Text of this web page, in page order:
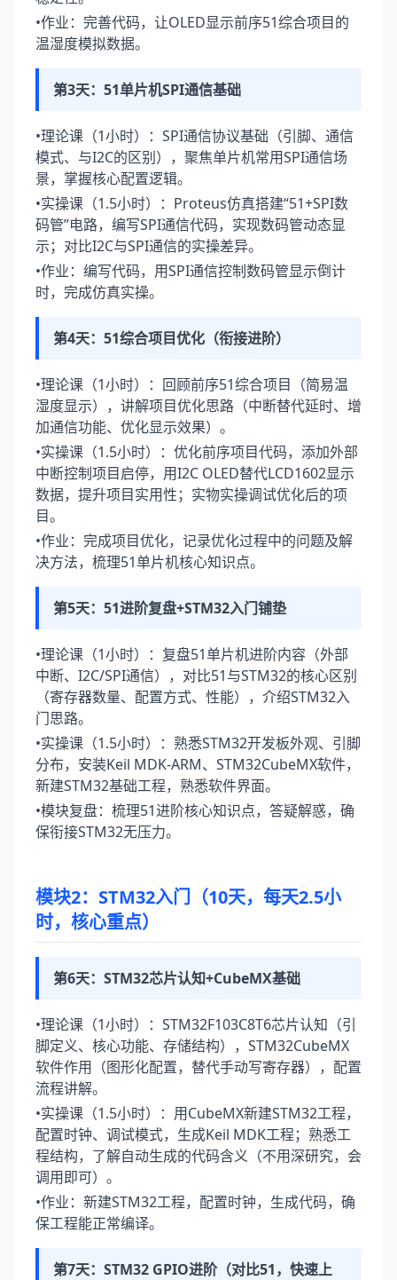
•作业：完善代码，让OLED显示前序51综合项目的
温湿度模拟数据。
第3天：51单片机SPI通信基础
•理论课（1小时）：SPI通信协议基础（引脚、通信
模式、与I2C的区别），聚焦单片机常用SPI通信场
景，掌握核心配置逻辑。
•实操课（1.5小时）：Proteus仿真搭建“51+SPI数
码管”电路，编写SPI通信代码，实现数码管动态显
示；对比I2C与SPI通信的实操差异。
•作业：编写代码，用SPI通信控制数码管显示倒计
时，完成仿真实操。
第4天：51综合项目优化（衔接进阶）
•理论课（1小时）：回顾前序51综合项目（简易温
湿度显示），讲解项目优化思路（中断替代延时、增
加通信功能、优化显示效果）。
•实操课（1.5小时）：优化前序项目代码，添加外部
中断控制项目启停，用I2C OLED替代LCD1602显示
数据，提升项目实用性；实物实操调试优化后的项
目。
•作业：完成项目优化，记录优化过程中的问题及解
决方法，梳理51单片机核心知识点。
第5天：51进阶复盘+STM32入门铺垫
•理论课（1小时）：复盘51单片机进阶内容（外部
中断、I2C/SPI通信），对比51与STM32的核心区别
（寄存器数量、配置方式、性能），介绍STM32入
门思路。
•实操课（1.5小时）：熟悉STM32开发板外观、引脚
分布，安装Keil MDK-ARM、STM32CubeMX软件，
新建STM32基础工程，熟悉软件界面。
•模块复盘：梳理51进阶核心知识点，答疑解惑，确
保衔接STM32无压力。
模块2：STM32入门（10天，每天2.5小
时，核心重点）
第6天：STM32芯片认知+CubeMX基础
•理论课（1小时）：STM32F103C8T6芯片认知（引
脚定义、核心功能、存储结构），STM32CubeMX
软件作用（图形化配置，替代手动写寄存器），配置
流程讲解。
•实操课（1.5小时）：用CubeMX新建STM32工程，
配置时钟、调试模式，生成Keil MDK工程；熟悉工
程结构，了解自动生成的代码含义（不用深研究，会
调用即可）。
•作业：新建STM32工程，配置时钟，生成代码，确
保工程能正常编译。
第7天：STM32 GPIO进阶（对比51，快速上